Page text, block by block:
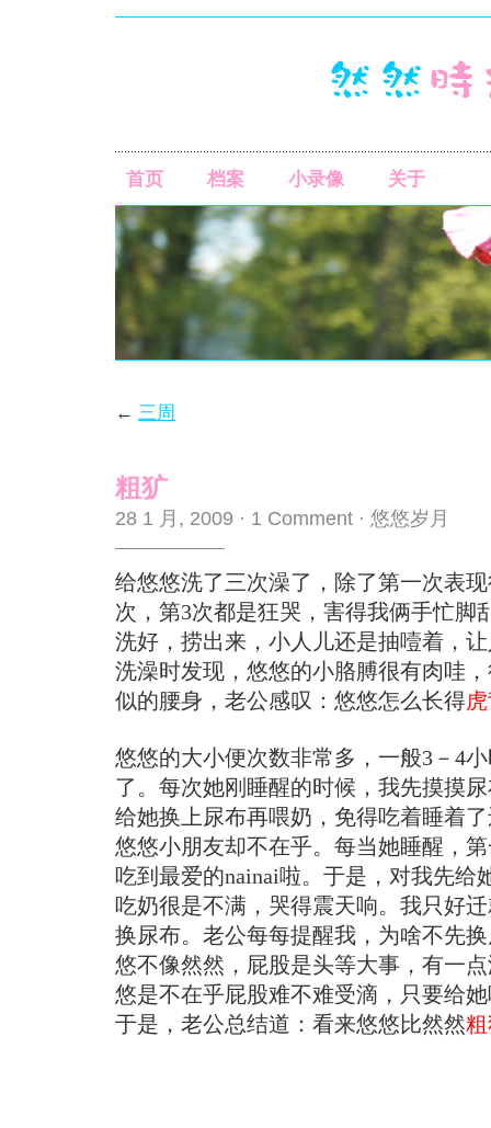
首页 档案 小录像 关于
← 三周
粗犷
28 1 月, 2009 · 1 Comment · 悠悠岁月
给悠悠洗了三次澡了，除了第一次表
次，第3次都是狂哭，害得我俩手忙脚
洗好，捞出来，小人儿还是抽噎着，
洗澡时发现，悠悠的小胳膊很有肉哇
似的腰身，老公感叹：悠悠怎么长得
悠悠的大小便次数非常多，一般3－4
了。每次她刚睡醒的时候，我先摸摸
给她换上尿布再喂奶，免得吃着睡着
悠悠小朋友却不在乎。每当她睡醒，
吃到最爱的nainai啦。于是，对我先给
吃奶很是不满，哭得震天响。我只好
换尿布。老公每每提醒我，为啥不先
悠不像然然，屁股是头等大事，有一
悠是不在乎屁股难不难受滴，只要给
于是，老公总结道：看来悠悠比然然